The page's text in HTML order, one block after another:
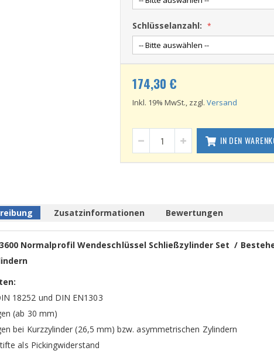
Schlüsselanzahl:
174,30 €
Inkl. 19% MwSt., zzgl.Versand
IN DEN
Normalprofil Wendeschlüssel Schließzylinder Set /
18252 und DIN EN1303
(ab 30 mm)
bei Kurzzylinder (26,5 mm) bzw. asymmetrischen Zylindern
als Pickingwiderstand
Zusatzinformationen Bewertungen